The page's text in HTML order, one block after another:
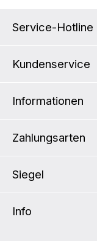
Service-Hotline
Kundenservice
Informationen
Zahlungsarten
Siegel
Info